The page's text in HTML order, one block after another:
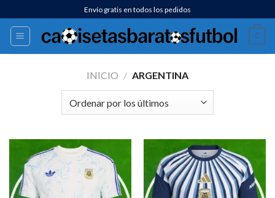
al
contenido
Envío gratis en todos los pedidos
0
INICIO / ARGENTINA